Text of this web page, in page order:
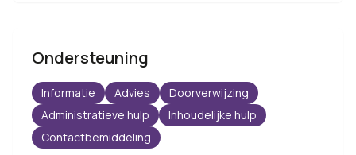
Ondersteuning
Informatie Advies
Doorverwijzing
Administratieve hulp
Inhoudelijke hulp
Contactbemiddeling